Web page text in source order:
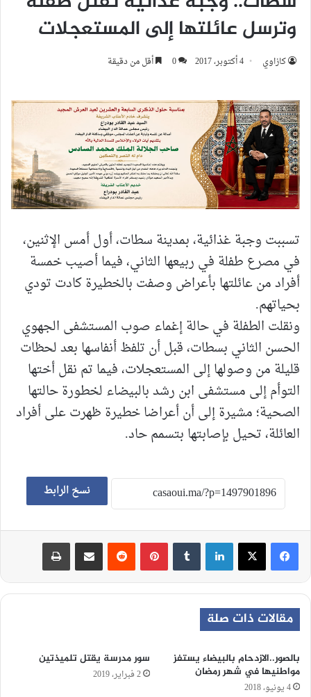
وترسل عائلتها إلى المستعجلات
كازاوي 4 أكتوبر، 2017 0 أقل من دقيقة
تسببت وجبة غذائية، بمدينة سطات، أول أمس الإثنين،
في مصرع طفلة في ربيعها الثاني، فيما أصيب خمسة
أفراد من عائلتها بأعراض وصفت بالخطيرة كادت تودي
بحياتهم.
ونقلت الطفلة في حالة إغماء صوب المستشفى الجهوي
الحسن الثاني بسطات، قبل أن تلفظ أنفاسها بعد لحظات
قليلة من وصولها إلى المستعجلات، فيما تم نقل أختها
التوأم إلى مستشفى ابن رشد بالبيضاء لخطورة حالتها
الصحية؛ مشيرة إلى أن أعراضا خطيرة ظهرت على أفراد
العائلة، تحيل بإصابتها بتسمم حاد.
نسخ الرابط
لينكدإن بينتيريست
مقالات ذات صلة
بالصور..الازدحام بالبيضاء يستفز
مواطنيها في شهر رمضان
4 يونيو، 2018
سور مدرسة يقتل تلميذتين
2 فبراير، 2019